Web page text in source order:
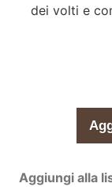
dei volti e
Aggiungi alla